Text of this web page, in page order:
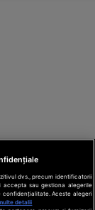
dvs., precum identificatorii
sau gestiona alegerile
confidențialitate. Aceste alegeri
detalii